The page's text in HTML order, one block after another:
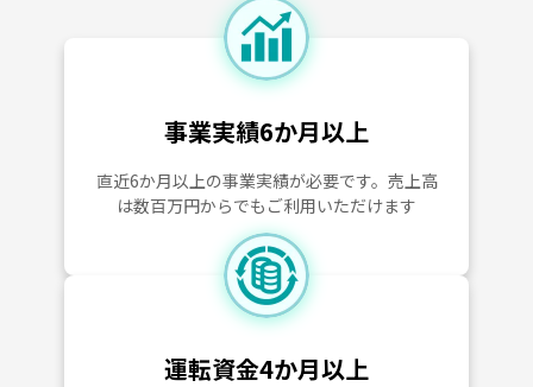
事業実績6か月以上
直近6か月以上の事業実績が必要です。売上高
は数百万円からでもご利用いただけます
運転資金4か月以上